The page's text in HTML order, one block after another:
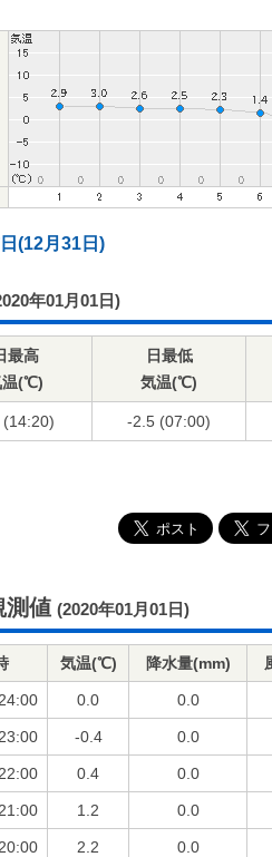
(12月31日)
年01月01日)
最高
温(℃)
日最低
気温(℃)
(14:20) -2.5 (07:00)
測値 (2020年01月01日)
気温(℃) 降水量(mm)
24:00 0.0 0.0
23:00 -0.4 0.0
22:00 0.4 0.0
21:00 1.2 0.0
20:00 2.2 0.0